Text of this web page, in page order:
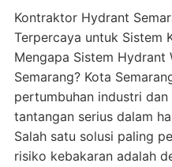
Kontraktor Hydrant
Terpercaya untuk Sistem
Mengapa Sistem Hydrant
Semarang? Kota
pertumbuhan industri
tantangan serius dalam
Salah satu solusi paling
risiko kebakaran adalah